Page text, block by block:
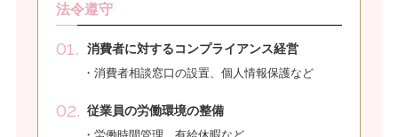
法令遵守
消費者に対するコンプライアンス経営
消費者相談窓口の設置、個人情報保護など
従業員の労働環境の整備